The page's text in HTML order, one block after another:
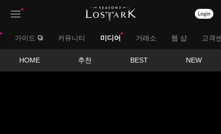
상
대
가이드 커뮤니티 미디어 거래소 웹 샵 고객
HOME 추천 BEST NEW